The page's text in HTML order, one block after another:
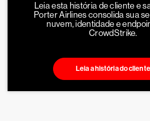
Leia esta história de cliente e
Porter Airlines consolida sua
nuvem, identidade e
CrowdStrike.
Leia a história do cliente